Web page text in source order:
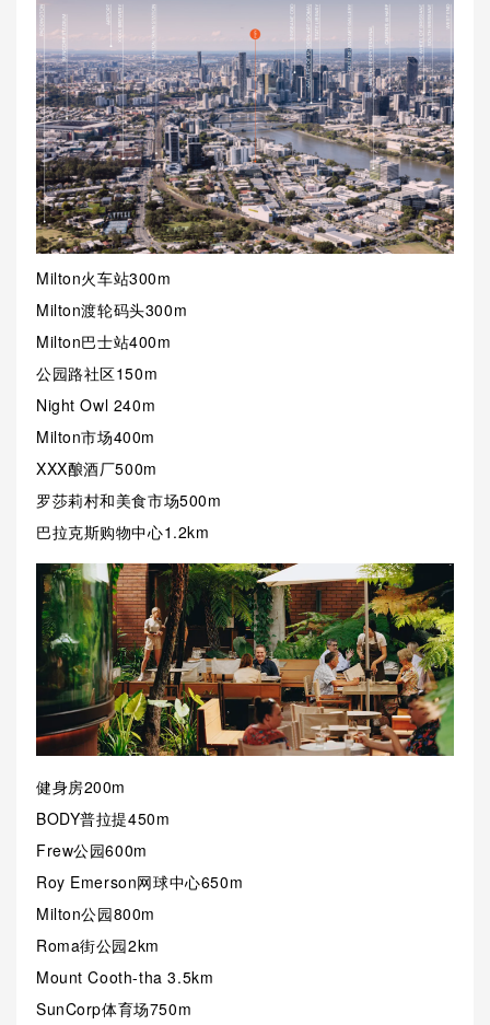
Milton火车站300m
Milton渡轮码头300m
Milton巴士站400m
公园路社区150m
Night Owl 240m
Milton市场400m
XXX酿酒厂500m
罗莎莉村和美食市场500m
巴拉克斯购物中心1.2km
健身房200m
BODY普拉提450m
Frew公园600m
Roy Emerson网球中心650m
Milton公园800m
Roma街公园2km
Mount Cooth-tha 3.5km
SunCorp体育场750m